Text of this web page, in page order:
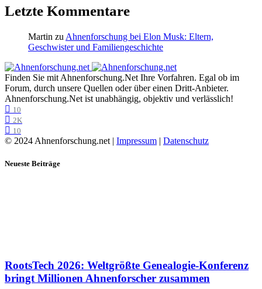
Letzte Kommentare
Martin zu Ahnenforschung bei Elon Musk: Eltern,
Geschwister und Familiengeschichte
Finden Sie mit Ahnenforschung.Net Ihre Vorfahren. Egal ob im
Forum, durch unsere Quellen oder über einen Dritt-Anbieter.
Ahnenforschung.Net ist unabhängig, objektiv und verlässlich!
10
2K
10
© 2024 Ahnenforschung.net | Impressum | Datenschutz
Neueste Beiträge
RootsTech 2026: Weltgrößte Genealogie-Konferenz
bringt Millionen Ahnenforscher zusammen